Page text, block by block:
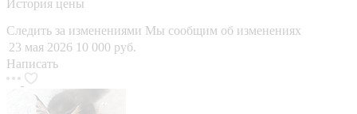
История цены
Следить за изменениями Мы сообщим об изменениях
23 мая 2026 10 000 руб.
Написать